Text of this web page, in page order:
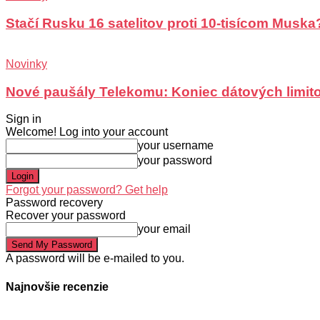
Stačí Rusku 16 satelitov proti 10-tisícom
Novinky
Nové paušály Telekomu: Koniec dátových
Sign in
Welcome! Log into your account
your username
your password
Forgot your password? Get help
Password recovery
Recover your password
your email
A password will be e-mailed to you.
Najnovšie recenzie